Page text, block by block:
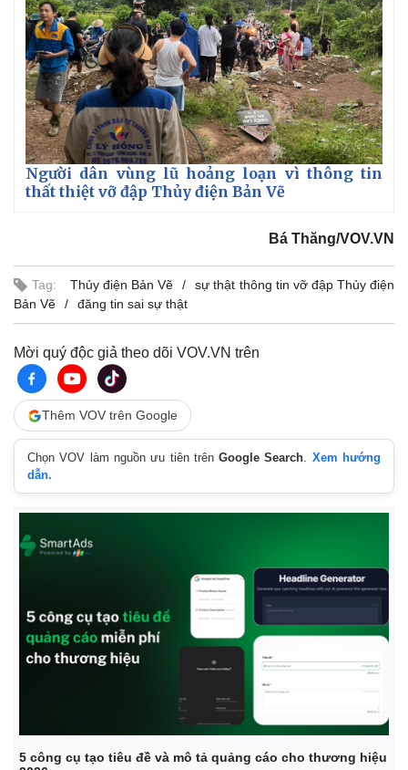
Người dân vùng lũ hoảng loạn vì thông tin
thất thiệt vỡ đập Thủy điện Bản Vẽ
Bá Thăng/VOV.VN
Tag: Thủy điện Bản Vẽ
sự thật thông tin vỡ đập Thủy điện
Bản Vẽ
đăng tin sai sự thật
Mời quý độc giả theo dõi VOV.VN trên
Thêm VOV trên Google
Chọn VOV làm nguồn ưu tiên trênGoogle Search. Xem hướng
dẫn.
5 công cụ tạo tiêu đề và mô tả quảng cáo cho thương hiệu